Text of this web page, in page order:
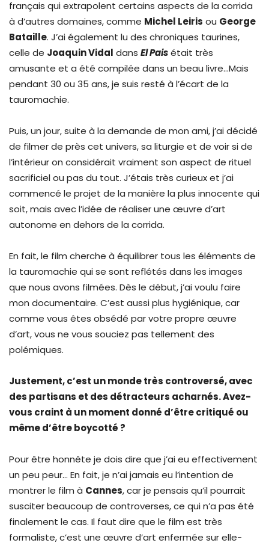
français qui extrapolent certains aspects de la corrida
à d’autres domaines, comme Michel Leiris ou George
Bataille. J’ai également lu des chroniques taurines,
celle de Joaquin Vidal dans El Paisétait très
amusante et a été compilée dans un beau livre…Mais
pendant 30 ou 35 ans, je suis resté à l’écart de la
tauromachie.
Puis, un jour, suite à la demande de mon ami, j’ai décidé
de filmer de près cet univers, sa liturgie et de voir si de
l’intérieur on considérait vraiment son aspect de rituel
sacrificiel ou pas du tout. J’étais très curieux et j’ai
commencé le projet de la manière la plus innocente qui
soit, mais avec l’idée de réaliser une œuvre d’art
autonome en dehors de la corrida.
En fait, le film cherche à équilibrer tous les éléments de
la tauromachie qui se sont reflétés dans les images
que nous avons filmées. Dès le début, j’ai voulu faire
mon documentaire. C’est aussi plus hygiénique, car
comme vous êtes obsédé par votre propre œuvre
d’art, vous ne vous souciez pas tellement des
polémiques.
Justement, c’est un monde très controversé, avec
des partisans et des détracteurs acharnés. Avez-
vous craint à un moment donné d’être critiqué ou
même d’être boycotté ?
Pour être honnête je dois dire que j’ai eu effectivement
un peu peur… En fait, je n’ai jamais eu l’intention de
montrer le film à Cannes, car je pensais qu’il pourrait
susciter beaucoup de controverses, ce qui n’a pas été
finalement le cas. Il faut dire que le film est très
formaliste, c’est une œuvre d’art enfermée sur elle-